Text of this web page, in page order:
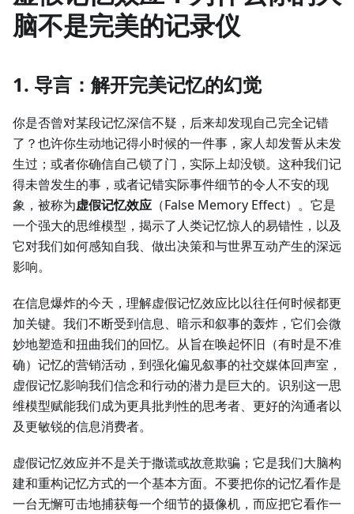
脑不是完美的记录仪
1. 导言：解开完美记忆的幻觉
你是否曾对某段记忆深信不疑，后来却发现自己完全记错
了？也许你生动地记得小时候的一件事，家人却发誓从未发
生过；或者你确信自己锁了门，实际上却没锁。这种我们记
得未曾发生的事，或者记错实际事件细节的令人不安的现
象，被称为虚假记忆效应 （False Memory Effect）。它是
一个强大的思维模型，揭示了人类记忆惊人的易错性，以及
它对我们如何感知自我、做出决策和与世界互动产生的深远
影响。
在信息爆炸的今天，理解虚假记忆效应比以往任何时候都更
加关键。我们不断受到信息、暗示和叙事的轰炸，它们会微
妙地塑造和扭曲我们的回忆。从旨在唤起怀旧（有时是不准
确）记忆的营销活动，到强化偏见叙事的社交媒体回声室，
虚假记忆影响我们信念和行动的潜力是巨大的。识别这一思
维模型赋能我们成为更具批判性的思考者、更好的沟通者以
及更敏锐的信息消费者。
虚假记忆效应并不是关于撒谎或故意欺骗；它是我们大脑构
建和重构记忆方式的一个基本方面。不要把你的记忆看作是
一台无懈可击地捕获每一个细节的摄像机，而应把它看作一